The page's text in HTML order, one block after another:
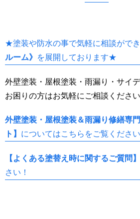
★塗装や防水の事で気軽に相談がで
ルーム》 を展開しております★
外壁塗装・屋根塗装・雨漏り・サイ
お困りの方はお気軽にご相談ください
外壁塗装・屋根塗装＆雨漏り修繕専
ト】 についてはこちらをご覧ください
【よくある塗替え時に関するご質問】
さい！